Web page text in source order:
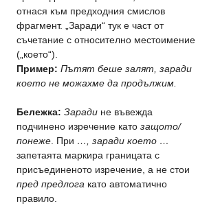
отнася към предходния смислов
фрагмент. „Заради“ тук е част от
съчетание с относително местоимение
(„което“).
Пример: Пътят беше залят, заради
което не можахме да продължим.
Бележка: Заради не въвежда
подчинено изречение като защото/
понеже. При …, заради което …
запетаята маркира границата с
присъединеното изречение, а не стои
пред предлога като автоматично
правило.